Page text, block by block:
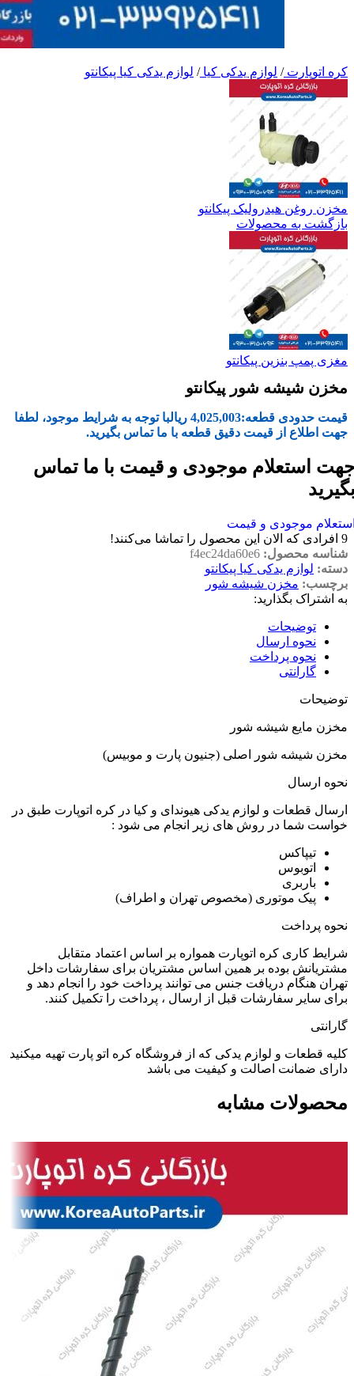
کره اتوپارت/ لوازم یدکی کیا/ لوازم یدکی کیا پیکانتو
مخزن روغن هیدرولیک پیکانتو
بازگشت به محصولات
مغزی پمپ بنزین پیکانتو
مخزن شیشه شور پیکانتو
قیمت حدودی قطعه:4,025,003 ریالبا توجه به شرایط موجود، لطفا
جهت اطلاع از قیمت دقیق قطعه با ما تماس بگیرید.
استعلام موجودی و قیمت با ما تماس
موجودی و قیمت
9 افرادی که الان این محصول را تماشا می‌کنند!
شناسه محصول: f4ec24da60e6
دسته: لوازم یدکی کیا پیکانتو
برچسب: مخزن شیشه شور
به اشتراک بگذارید:
توضیحات
نحوه ارسال
نحوه پرداخت
گارانتی
توضیحات
مخزن مایع شیشه شور
مخزن شیشه شور اصلی (جنیون پارت و موبیس)
نحوه ارسال
ارسال قطعات و لوازم یدکی هیوندای و کیا در کره اتوپارت طبق در
خواست شما در روش های زیر انجام می شود :
تیپاکس
اتوبوس
باربری
پیک موتوری (مخصوص تهران و اطراف)
نحوه پرداخت
شرایط کاری کره اتوپارت همواره بر اساس اعتماد متقابل
مشتریانش بوده بر همین اساس مشتریان برای سفارشات داخل
تهران هنگام دریافت جنس می توانند پرداخت خود را انجام دهد و
برای سایر سفارشات قبل از ارسال ، پرداخت را تکمیل کنند.
گارانتی
کلیه قطعات و لوازم یدکی که از فروشگاه کره اتو پارت تهیه میکنید
دارای ضمانت اصالت و کیفیت می باشد
محصولات مشابه